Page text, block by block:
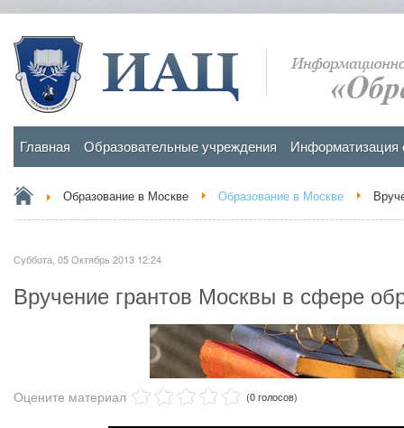
Главная Образовательные учреждения Информатизация
Образование в Москве Образование в Москве
Суббота, 05 Октябрь 2013 12:24
Вручение грантов Москвы в сфере
Оцените материал (0 голосов)